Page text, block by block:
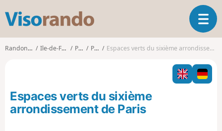
s
o
o
O
u
i
r
l
Randonnées Ile-de-France Paris Paris Espaces verts du sixième arrondissement de Paris
Espaces verts du sixième
arrondissement de Paris